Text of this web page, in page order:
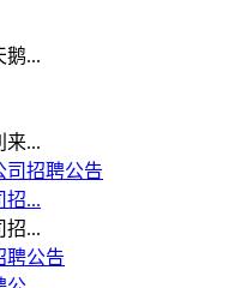
鹅...
来...
招...
招...